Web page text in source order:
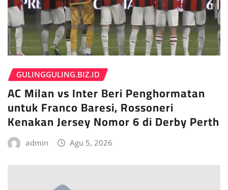
GULINGGULING.BIZ.ID
AC Milan vs Inter Beri Penghormatan
untuk Franco Baresi, Rossoneri
Kenakan Jersey Nomor 6 di Derby Perth
admin Agu 5, 2026